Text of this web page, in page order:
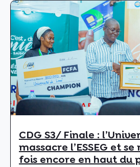
CDG S3/ Finale :
massacre l’ESSEG et
fois encore en haut du